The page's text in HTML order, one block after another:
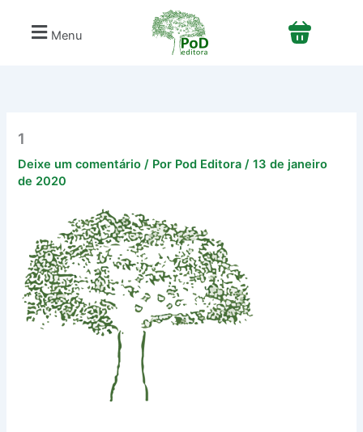
Menu
1
Deixe um comentário / Por Pod Editora/13 de janeiro
de 2020